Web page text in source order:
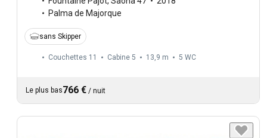
Palma de Majorque
sans Skipper
Couchettes 11 Cabine 5 13,9 m 5 WC
Le plus bas766 € / nuit